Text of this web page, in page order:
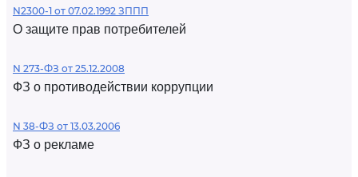
N2300-1 от 07.02.1992 ЗППП
О защите прав потребителей
N 273-ФЗ от 25.12.2008
ФЗ о противодействии коррупции
N 38-ФЗ от 13.03.2006
ФЗ о рекламе